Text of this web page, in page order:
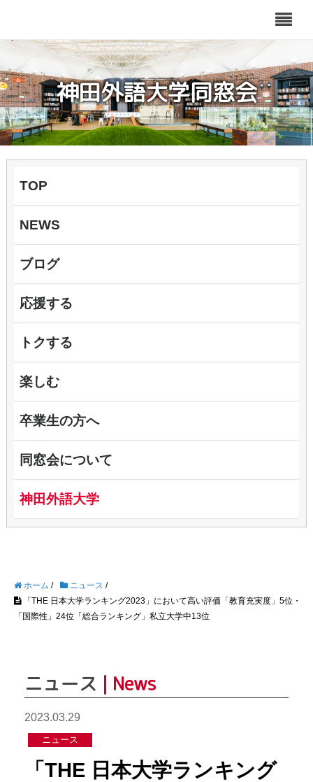
神田外語大学同窓会
TOP
NEWS
ブログ
応援する
トクする
楽しむ
卒業生の方へ
同窓会について
神田外語大学
ホーム / ニュース /
「THE 日本大学ランキング2023」において高い評価「教育充実度」5位・
「国際性」24位「総合ランキング」私立大学中13位
ニュース | News
2023.03.29
ニュース
「THE 日本大学ランキング